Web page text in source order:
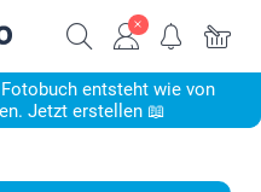
entsteht wie von
Jetzt erstellen 📖